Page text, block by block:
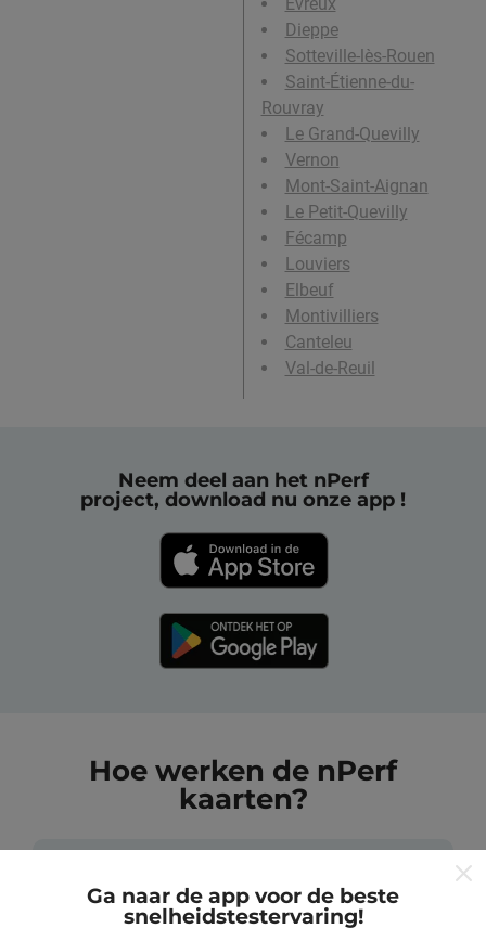
Évreux
Dieppe
Sotteville-lès-Rouen
Saint-Étienne-du-
Rouvray
Le Grand-Quevilly
Vernon
Mont-Saint-Aignan
Le Petit-Quevilly
Fécamp
Louviers
Elbeuf
Montivilliers
Canteleu
Val-de-Reuil
Neem deel aan het nPerf
project, download nu onze app !
Hoe werken de nPerf
kaarten?
Ga naar de app voor de beste
snelheidstestervaring!